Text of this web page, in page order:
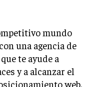
mundo
una agencia de
te ayude a
y a alcanzar el
web.